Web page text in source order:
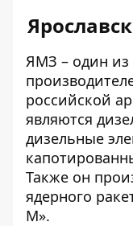
ЯМЗ – один
российской
являются
дизельные
Также он
ядерного
М».